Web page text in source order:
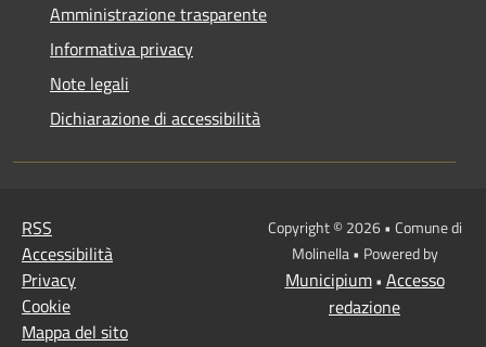
Amministrazione trasparente
Informativa privacy
Note legali
Dichiarazione di accessibilità
RSS
Accessibilità
Privacy
Cookie
Mappa del sito
Copyright © 2026 • Comune di
Molinella • Powered by
Municipium• Accesso
redazione